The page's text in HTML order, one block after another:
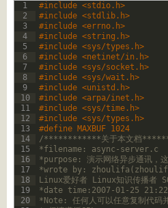
1
2
3
4
5
6
7
8
9
10
11
12
13
14
15
16
17
18
19
20
#include <stdio.h>
#include <stdlib.h>
#include <errno.h>
#include <string.h>
#include <sys/types.h>
#include <netinet/in.h>
#include <sys/socket.h>
#include <sys/wait.h>
#include <unistd.h>
#include <arpa/inet.h>
#include <sys/time.h>
#include <sys/types.h>
#define MAXBUF 1024
/************关于本文档
*filename: async-server.c
*purpose: 演示网络异步通讯，
*wrote by: zhoulifa(
Linux爱好者 Linux知识传播者
*date time:2007-01-25 21:22
*Note: 任何人可以任意复制代码